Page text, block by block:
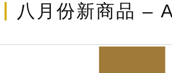
八月份新商品 –